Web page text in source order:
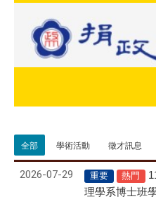
全部 學術活動 徵才訊息
2026-07-29 重要 熱門
理學系博士班